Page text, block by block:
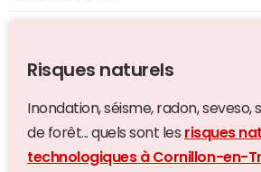
Risques naturels
Inondation, séisme, radon, seveso,
de forêt... quels sont les risques
technologiques à Cornillon-en-